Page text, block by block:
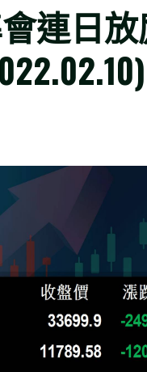
連日